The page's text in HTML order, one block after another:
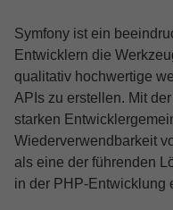
Symfony ist ein
Entwicklern die
qualitativ hochwertige
APIs zu erstellen. Mit
starken
Wiederverwendbarkeit
als eine der führenden
in der PHP-Entwicklung